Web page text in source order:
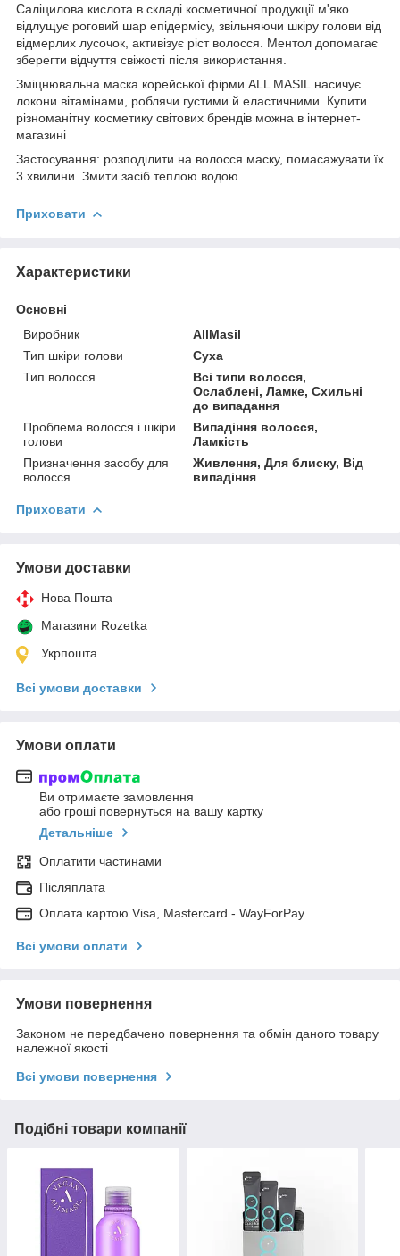
Саліцилова кислота в складі косметичної продукції м'яко
відлущує роговий шар епідермісу, звільняючи шкіру голови від
відмерлих лусочок, активізує ріст волосся. Ментол допомагає
зберегти відчуття свіжості після використання.
Зміцнювальна маска корейської фірми ALL MASIL насичує
локони вітамінами, роблячи густими й еластичними. Купити
різноманітну косметику світових брендів можна в інтернет-
магазині
Застосування: розподілити на волосся маску, помасажувати їх
3 хвилини. Змити засіб теплою водою.
Приховати
Характеристики
Основні
Виробник
AllMasil
Тип шкіри голови
Суха
Тип волосся
Всі типи волосся,
Ослаблені, Ламке, Схильні
до випадання
Проблема волосся і шкіри
голови
Випадіння волосся,
Ламкість
Призначення засобу для
волосся
Живлення, Для блиску, Від
випадіння
Приховати
Умови доставки
Нова Пошта
Магазини Rozetka
Укрпошта
Всі умови доставки
Умови оплати
Ви отримаєте замовлення
або гроші повернуться на вашу картку
Детальніше
Оплатити частинами
Післяплата
Оплата картою Visa, Mastercard - WayForPay
Всі умови оплати
Умови повернення
Законом не передбачено повернення та обмін даного товару
належної якості
Всі умови повернення
Подібні товари компанії